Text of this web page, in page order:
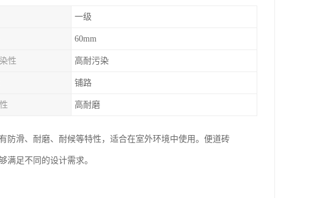
一级
60mm
性 高耐污染
铺路
高耐磨
防滑、耐磨、耐候等特性，适合在室外环境中使用。便道砖
满足不同的设计需求。